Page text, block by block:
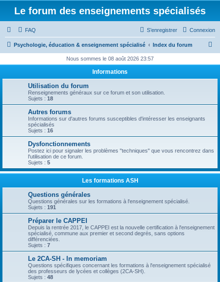
Le forum des enseignements spécialisés
FAQ Connexion
S’enregistrer
Psychologie, éducation & enseignement spécialisé Index du forum
h
r
e
Nous sommes le 08 août 2026 23:57
Informations
Utilisation du forum
Renseignements généraux sur ce forum et son utilisation.
Sujets : 18
Autres forums
Informations sur d'autres forums susceptibles d'intéresser les enseignants
spécialisés
Sujets : 16
Dysfonctionnements
Postez ici pour signaler les problèmes "techniques" que vous rencontrez dans
l'utilisation de ce forum.
Sujets : 5
Les formations ASH
Questions générales
Questions générales sur les formations à l'enseignement spécialisé.
Sujets : 191
Préparer le CAPPEI
Depuis la rentrée 2017, le CAPPEI est la nouvelle certification à l'enseignement
spécialisé, commune aux premier et second degrés, sans options
différenciées.
Sujets : 7
Le 2CA-SH - In memoriam
Questions spécifiques concernant les formations à l'enseignement spécialisé
des professeurs de lycées et collèges (2CA-SH).
Sujets : 48